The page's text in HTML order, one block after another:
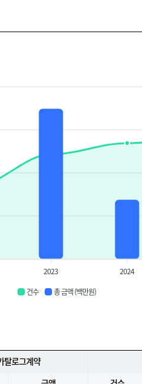
건수 총 금액 (백만원)
2023 2024
탈로그계약